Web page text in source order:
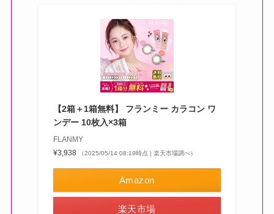
【2箱＋1箱無料】 フランミー カラコン ワ
ンデー 10枚入×3箱
FLANMY
¥3,938
（2025/05/14 08:19時点 | 楽天市場調べ）
Amazon
楽天市場